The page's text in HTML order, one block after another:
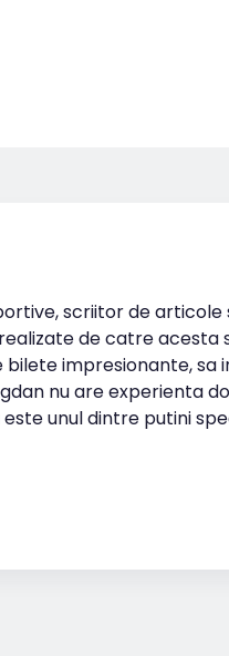
scriitor de
de catre
impresionante,
nu are experienta
unul dintre putini